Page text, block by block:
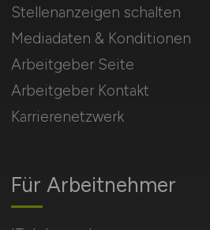
Für Arbeitnehmer
Stellenanzeigen schalten
Mediadaten & Konditionen
Arbeitgeber Seite
Arbeitgeber Kontakt
Karrierenetzwerk